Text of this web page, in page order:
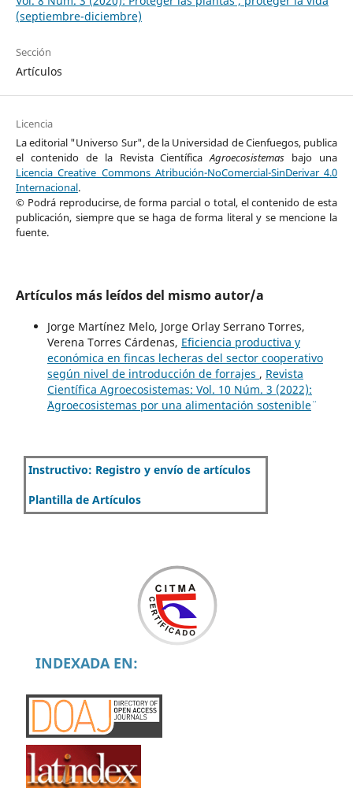
(septiembre-diciembre)
Sección
Artículos
Licencia
La editorial "Universo Sur", de la Universidad de Cienfuegos, publica
el contenido de la Revista Científica Agroecosistemas bajo una
Licencia Creative Commons Atribución-NoComercial-SinDerivar 4.0
Internacional.
© Podrá reproducirse, de forma parcial o total, el contenido de esta
publicación, siempre que se haga de forma literal y se mencione la
fuente.
Artículos más leídos del mismo autor/a
Jorge Martínez Melo, Jorge Orlay Serrano Torres,
Verena Torres Cárdenas, Eficiencia productiva y
económica en fincas lecheras del sector cooperativo
según nivel de introducción de forrajes , Revista
Científica Agroecosistemas: Vol. 10 Núm. 3 (2022):
¨Agroecosistemas por una alimentación sostenible¨
Instructivo: Registro y envío de artículos
Plantilla de Artículos
INDEXADA EN: